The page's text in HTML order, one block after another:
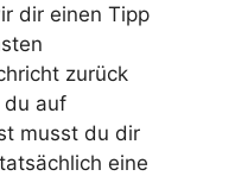
dir einen Tipp
zurück
du auf
musst du dir
eine